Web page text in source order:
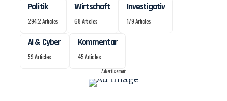
Politik
2942 Articles
Wirtschaft
68 Articles
Investigativ
179 Articles
AI & Cyber
59 Articles
Kommentar
45 Articles
- Advertisement -